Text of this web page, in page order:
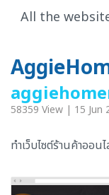
All the
58359 View | 15 Jun
ทำเว็บไซต์ร้านค้าออน